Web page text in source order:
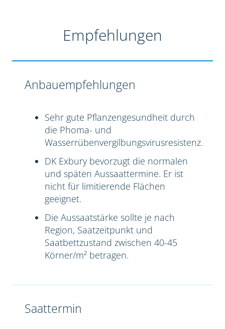
Empfehlungen
Anbauempfehlungen
Sehr gute Pflanzengesundheit durch
die Phoma- und
Wasserrübenvergilbungsvirusresistenz.
DK Exbury bevorzugt die normalen
und späten Aussaattermine. Er ist
nicht für limitierende Flächen
geeignet.
Die Aussaatstärke sollte je nach
Region, Saatzeitpunkt und
Saatbettzustand zwischen 40-45
Körner/m² betragen.
Saattermin